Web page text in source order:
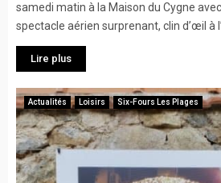
samedi matin à la Maison du Cygne
spectacle aérien surprenant, clin d’œil à
Lire plus
Actualités Loisirs Six-Fours Les Plages